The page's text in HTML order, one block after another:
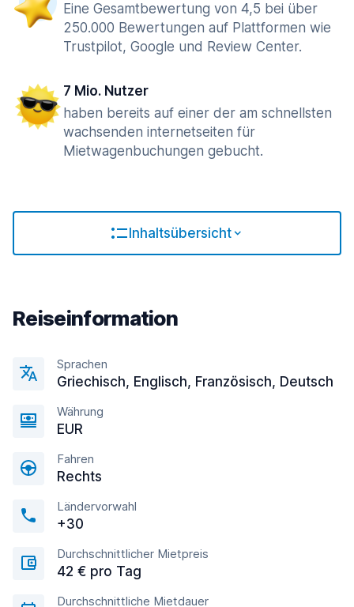
Eine Gesamtbewertung von 4,5 bei über
250.000 Bewertungen auf Plattformen wie
Trustpilot, Google und Review Center.
7 Mio. Nutzer
haben bereits auf einer der am schnellsten
wachsenden internetseiten für
Mietwagenbuchungen gebucht.
Inhaltsübersicht
Reiseinformation
Sprachen
Griechisch, Englisсh, Französisch, Deutsch
Währung
EUR
Fahren
Rechts
Ländervorwahl
+30
Durchschnittlicher Mietpreis
42 € pro Tag
Durchschnittliche Mietdauer